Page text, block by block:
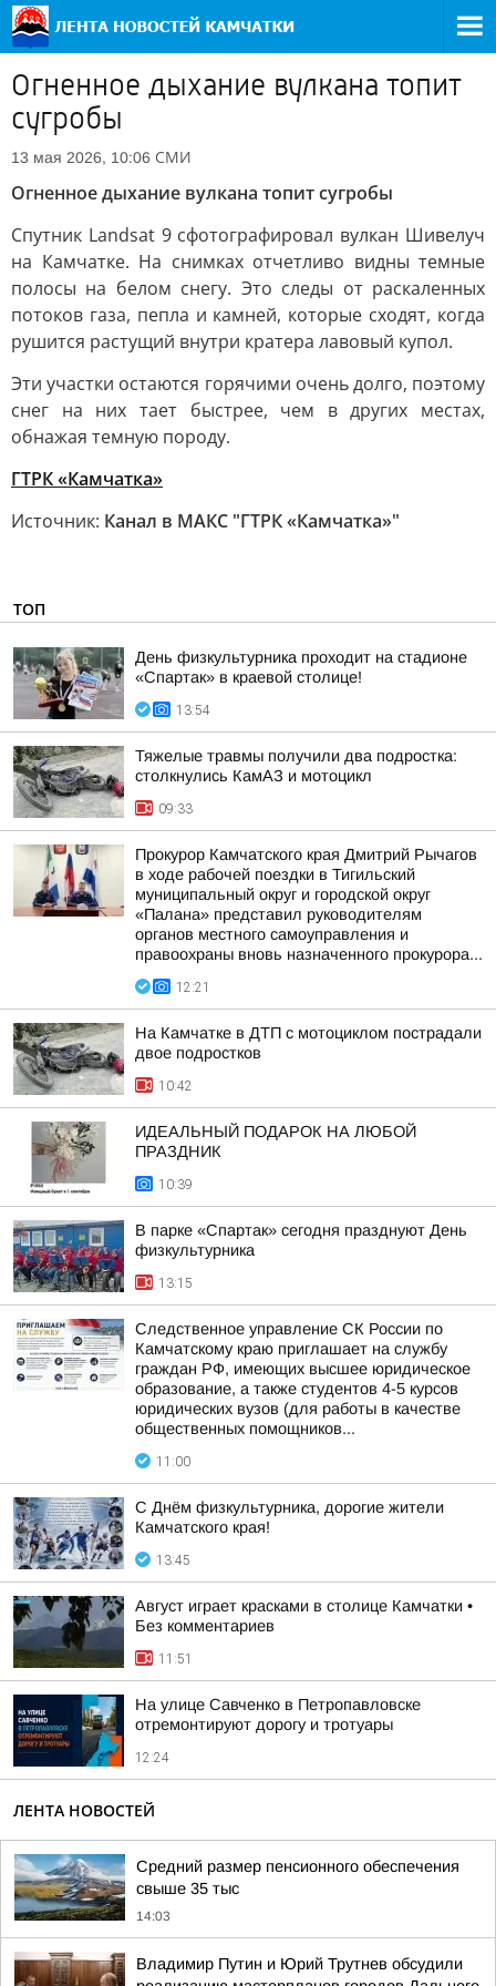
Огненное дыхание вулкана топит
сугробы
13 мая 2026, 10:06 СМИ
Огненное дыхание вулкана топит сугробы
Спутник Landsat 9 сфотографировал вулкан Шивелуч
на Камчатке. На снимках отчетливо видны темные
полосы на белом снегу. Это следы от раскаленных
потоков газа, пепла и камней, которые сходят, когда
рушится растущий внутри кратера лавовый купол.
Эти участки остаются горячими очень долго, поэтому
снег на них тает быстрее, чем в других местах,
обнажая темную породу.
ГТРК «Камчатка»
Источник: Канал в МАКС "ГТРК «Камчатка»"
ТОП
День физкультурника проходит на стадионе
«Спартак» в краевой столице!
13:54
Тяжелые травмы получили два подростка:
столкнулись КамАЗ и мотоцикл
09:33
Прокурор Камчатского края Дмитрий Рычагов
в ходе рабочей поездки в Тигильский
муниципальный округ и городской округ
«Палана» представил руководителям
органов местного самоуправления и
правоохраны вновь назначенного прокурора...
12:21
На Камчатке в ДТП с мотоциклом пострадали
двое подростков
10:42
ИДЕАЛЬНЫЙ ПОДАРОК НА ЛЮБОЙ
ПРАЗДНИК
10:39
В парке «Спартак» сегодня празднуют День
физкультурника
13:15
Следственное управление СК России по
Камчатскому краю приглашает на службу
граждан РФ, имеющих высшее юридическое
образование, а также студентов 4-5 курсов
юридических вузов (для работы в качестве
общественных помощников...
11:00
С Днём физкультурника, дорогие жители
Камчатского края!
13:45
Август играет красками в столице Камчатки •
Без комментариев
11:51
На улице Савченко в Петропавловске
отремонтируют дорогу и тротуары
12:24
ЛЕНТА НОВОСТЕЙ
Средний размер пенсионного обеспечения
свыше 35 тыс
14:03
Владимир Путин и Юрий Трутнев обсудили